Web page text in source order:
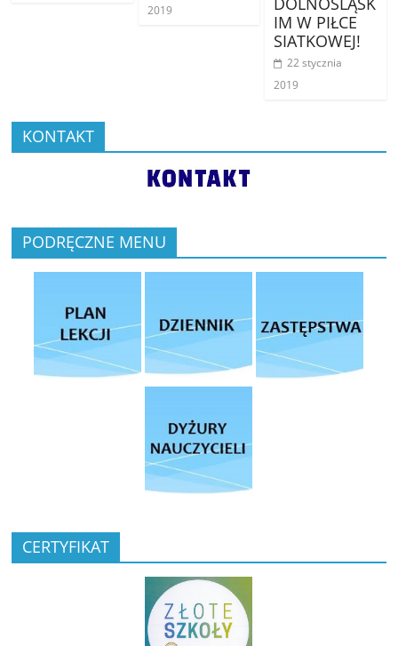
2019
IM W PIŁCE
SIATKOWEJ!
22 stycznia
2019
KONTAKT
PODRĘCZNE MENU
CERTYFIKAT